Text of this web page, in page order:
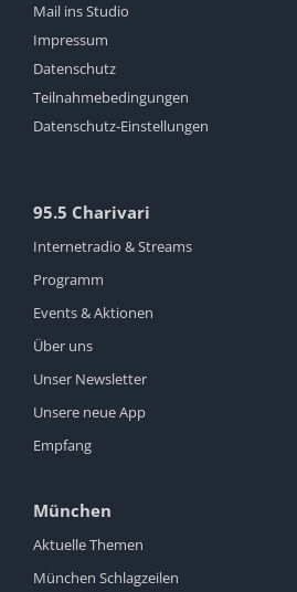
Mail ins Studio
Impressum
Datenschutz
Teilnahmebedingungen
Datenschutz-Einstellungen
95.5 Charivari
Internetradio & Streams
Programm
Events & Aktionen
Über uns
Unser Newsletter
Unsere neue App
Empfang
München
Aktuelle Themen
München Schlagzeilen